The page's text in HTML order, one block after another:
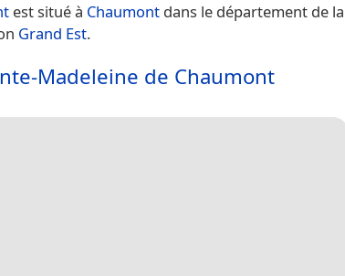
est situé à Chaumont dans le département de la
Grand Est.
Madeleine de Chaumont